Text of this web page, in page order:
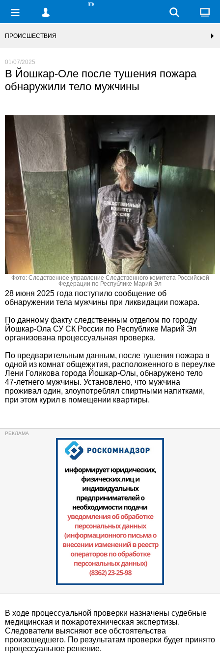
ПРОИСШЕСТВИЯ
01/07/2025
В Йошкар-Оле после тушения пожара
обнаружили тело мужчины
Фото: Следственное управление Следственного комитета Российской
Федерации по Республике Марий Эл
28 июня 2025 года поступило сообщение об
обнаружении тела мужчины при ликвидации пожара.
По данному факту следственным отделом по городу
Йошкар-Ола СУ СК России по Республике Марий Эл
организована процессуальная проверка.
По предварительным данным, после тушения пожара в
одной из комнат общежития, расположенного в переулке
Лени Голикова города Йошкар-Олы, обнаружено тело
47-летнего мужчины. Установлено, что мужчина
проживал один, злоупотреблял спиртными напитками,
при этом курил в помещении квартиры.
В ходе процессуальной проверки назначены судебные
медицинская и пожаротехническая экспертизы.
Следователи выясняют все обстоятельства
произошедшего. По результатам проверки будет принято
процессуальное решение.